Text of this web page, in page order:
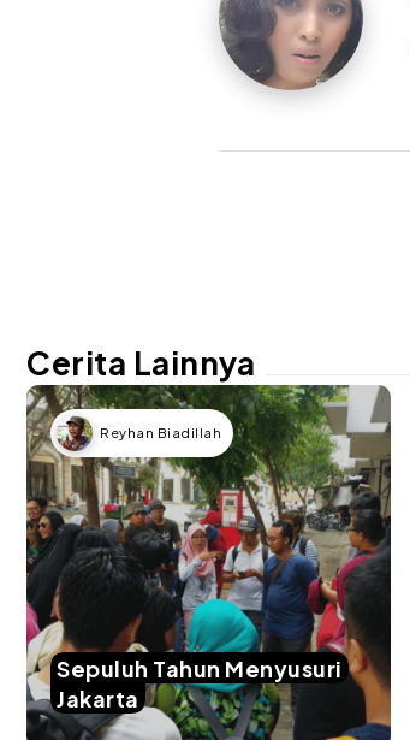
Cerita Lainnya
Reyhan Biadillah
Sepuluh Tahun Menyusuri
Jakarta